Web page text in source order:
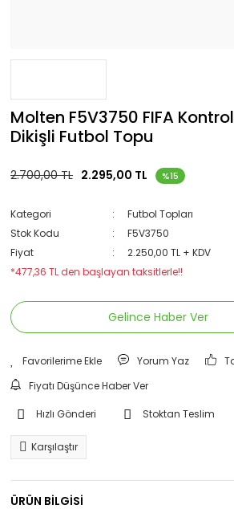
Molten F5V3750 FIFA
Dikişli Futbol Topu
2.700,00 TL 2.295,00 TL %15
Kategori
Futbol Topları
Stok Kodu
F5V3750
Fiyat
2.250,00 TL + KDV
*477,36 TL den başlayan taksitlerle!!
Gelince Haber Ver
Yorum Yaz
Fiyatı Düşünce Haber Ver
Hızlı Gönderi Stoktan Teslim
Karşılaştır
ÜRÜN BİLGİSİ